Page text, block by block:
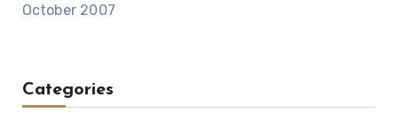
October 2007
Categories